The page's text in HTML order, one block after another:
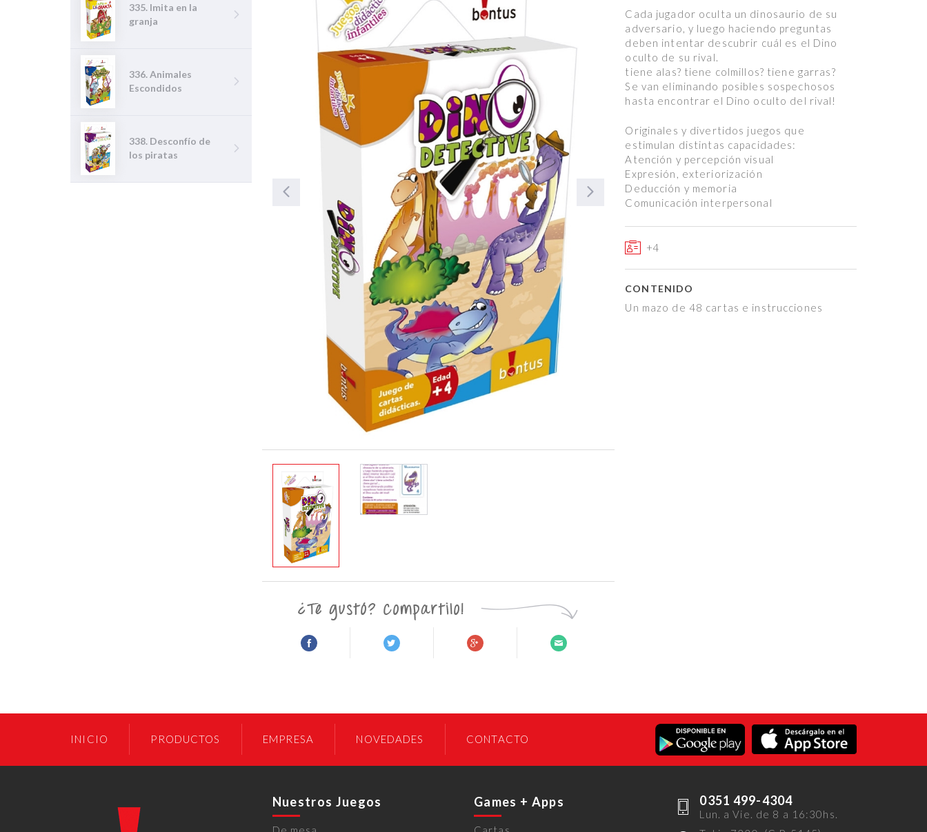
Cada jugador oculta un dinosaurio de su
adversario, y luego haciendo preguntas
deben intentar descubrir cuál es el Dino
oculto de su rival.
tiene alas? tiene colmillos? tiene garras?
Se van eliminando posibles sospechosos
hasta encontrar el Dino oculto del rival!
Originales y divertidos juegos que
estimulan distintas capacidades:
Atención y percepción visual
Expresión, exteriorización
Deducción y memoria
Comunicación interpersonal
+4
CONTENIDO
Un mazo de 48 cartas e instrucciones
335. Imita en la
granja
336. Animales
Escondidos
338. Desconfío de
los piratas
INICIO PRODUCTOS EMPRESA NOVEDADES CONTACTO
Nuestros Juegos Games + Apps 0351 499-4304
Lun. a Vie. de 8 a 16:30hs.